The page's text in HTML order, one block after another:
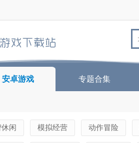
安卓游戏 专题合集
闲 模拟经营 动作冒险